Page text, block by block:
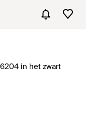
in het zwart